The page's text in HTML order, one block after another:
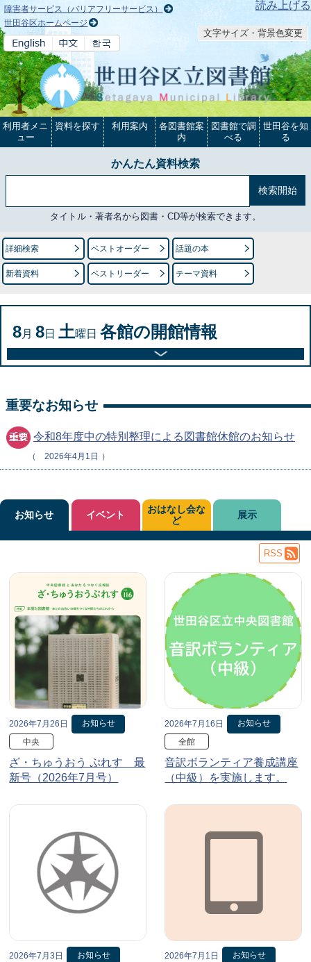
本文へ 読み上げる
障害者サービス（バリアフリーサービス）
世田谷区ホームページ
文字サイズ・背景色変更
利用者メニ
ュー
資料を探す 利用案内
各図書館案
内
図書館で調
べる
世田谷を知
る
かんたん資料検索
タイトル・著者名から図書・CD等が検索できます。
詳細検索 ベストオーダー 話題の本
新着資料 ベストリーダー テーマ資料
8月 8日 土曜日 各館の開館情報
重要なお知らせ
令和8年度中の特別整理による図書館休館のお知らせ
2026年4月1日
お知らせ
2026年7月26日
お知らせ
中央
ざ・ちゅうおう ぷれす 最
新号（2026年7月号）
2026年7月16日
お知らせ
全館
音訳ボランティア養成講座
（中級）を実施します。
2026年7月3日
お知らせ
2026年7月1日
お知らせ
イベント
おはなし会な
ど
展示
RSS